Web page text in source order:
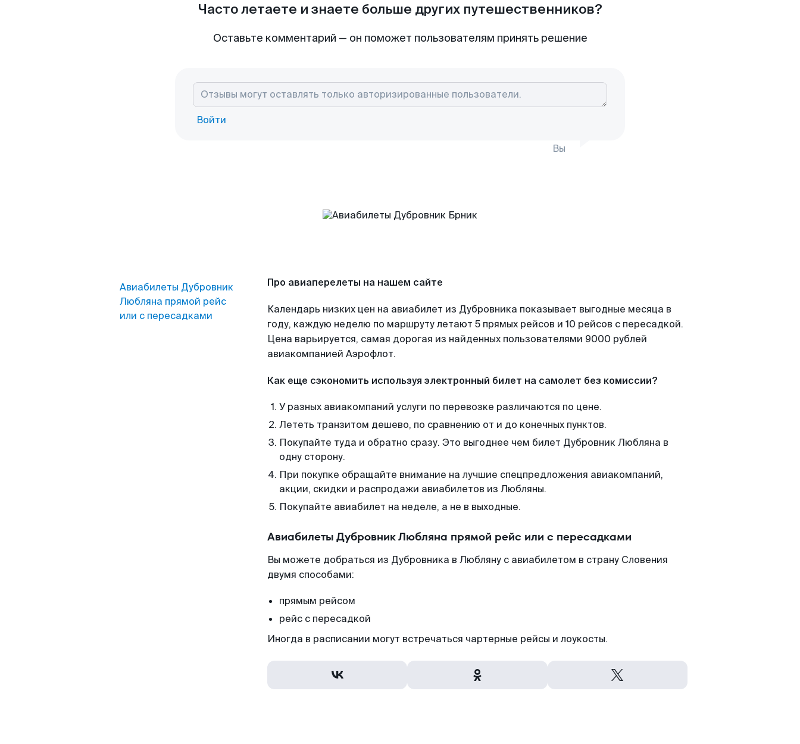
Часто летаете и знаете больше других путешественников?
Оставьте комментарий — он поможет пользователям принять решение
Войти
Вы
Авиабилеты Дубровник
Любляна прямой рейс
или с пересадками
Про авиаперелеты на нашем сайте
Календарь низких цен на авиабилет из Дубровника показывает выгодные месяца в
году, каждую неделю по маршруту летают 5 прямых рейсов и 10 рейсов с пересадкой.
Цена варьируется, самая дорогая из найденных пользователями 9000 рублей
авиакомпанией Аэрофлот.
Как еще сэкономить используя электронный билет на самолет без комиссии?
У разных авиакомпаний услуги по перевозке различаются по цене.
Лететь транзитом дешево, по сравнению от и до конечных пунктов.
Покупайте туда и обратно сразу. Это выгоднее чем билет Дубровник Любляна в
одну сторону.
При покупке обращайте внимание на лучшие спецпредложения авиакомпаний,
акции, скидки и распродажи авиабилетов из Любляны.
Покупайте авиабилет на неделе, а не в выходные.
Авиабилеты Дубровник Любляна прямой рейс или с пересадками
Вы можете добраться из Дубровника в Любляну с авиабилетом в страну Словения
двумя способами:
прямым рейсом
рейс с пересадкой
Иногда в расписании могут встречаться чартерные рейсы и лоукосты.